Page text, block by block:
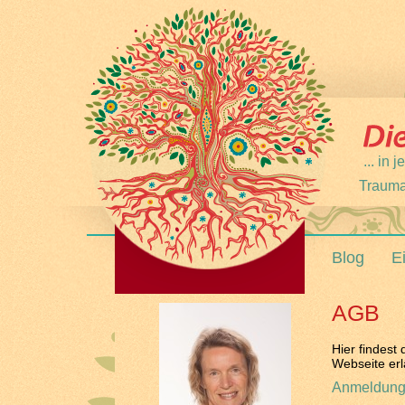
... in
Blog
AGB
Hier findest
Webseite